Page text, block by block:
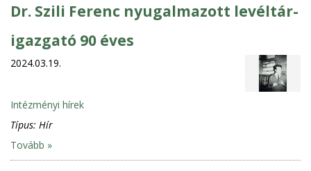
Dr. Szili Ferenc nyugalmazott levéltár-
igazgató 90 éves
2024.03.19.
Intézményi hírek
Típus: Hír
Tovább »